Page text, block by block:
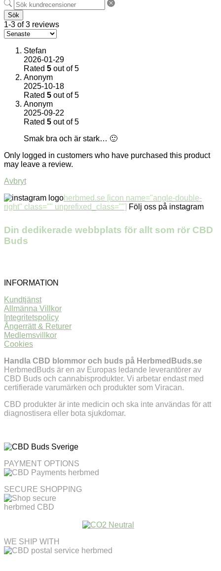
Sök
1-3 of 3 reviews
Stefan
2026-01-29
Rated 5 out of 5
Anonym
2025-10-18
Rated 5 out of 5
Anonym
2025-09-22
Rated 5 out of 5
Smak bra och är stark… 🙂
Only logged in customers who have purchased this product
may leave a review.
Avbryt
herbmed.se [icon name="angle-double-
right" class="" unprefixed_class=""] Följ oss på instagram
Din dedikerade webbplats för allt som rör CBD
Buds
INFORMATION
Kundtjänst
Allmänna Villkor
Integritetspolicy
Ångerrätt & Returer
Medlemsvillkor
Cookies
Handla CBD blommor och buds på HerbmedBuds.se
HerbmedBuds är en av Europas ledande leverantörer av
CBD Buds och cannabisprodukter. Vi arbetar endast med
certifierade varumärken och produkter som Viracan.
CBD produkter är inte medicin och ska inte användas för att
diagnostisera eller bota sjukdomar.
PAYMENT OPTIONS
SECURE SHOPPING
WE SHIP WITH